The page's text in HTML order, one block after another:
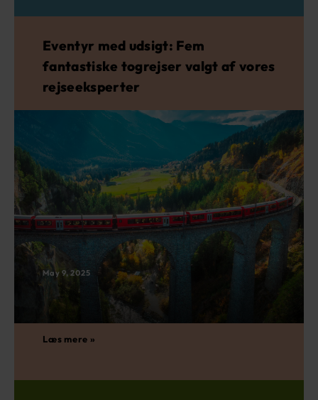
Eventyr med udsigt: Fem
fantastiske togrejser valgt af vores
rejseeksperter
May 9, 2025
Læs mere »